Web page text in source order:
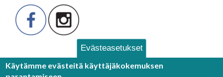
Palaute
Evästeasetukset
Käytämme evästeitä käyttäjäkokemuksen